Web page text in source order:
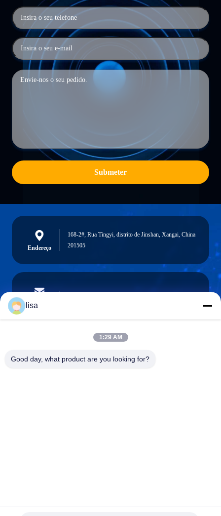
Submeter
Endereço
168-2#, Rua Tingyi, distrito de Jinshan, Xangai, China
201505
E-mail
Telefone
lisa
1:29 AM
Good day, what product are you looking for?